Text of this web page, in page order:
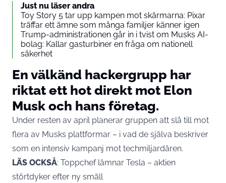
Just nu läser andra
Toy Story 5 tar upp kampen mot skärmarna: Pixar
träffar ett ämne som många familjer känner igen
Trump-administrationen går in i tvist om Musks AI-
bolag: Kallar gasturbiner en fråga om nationell
säkerhet
En välkänd hackergrupp har
riktat ett hot direkt mot Elon
Musk och hans företag.
Under resten av april planerar gruppen att slå till mot
flera av Musks plattformar – i vad de själva beskriver
som en intensiv kampanj mot techmiljardären.
LÄS OCKSÅ: Toppchef lämnar Tesla – aktien
störtdyker efter ny smäll